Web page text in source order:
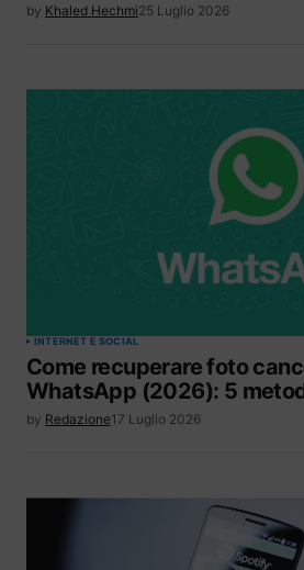
by Khaled Hechmi25 Luglio 2026
INTERNET E SOCIAL
Come recuperare foto
WhatsApp (2026): 5
by Redazione17 Luglio 2026